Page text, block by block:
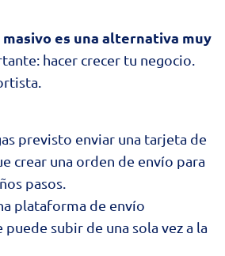
masivo es una alternativa muy
hacer crecer tu negocio.
previsto enviar una tarjeta de
crear una orden de envío para
pasos.
plataforma de envío
subir de una sola vez a la